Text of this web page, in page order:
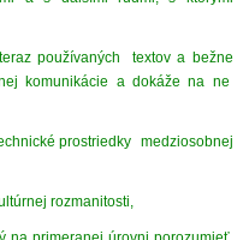
používaných textov a bežne
komunikácie a dokáže na ne
prostriedky medziosobnej
rozmanitosti,